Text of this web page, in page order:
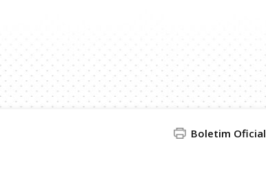
Boletim Oficial